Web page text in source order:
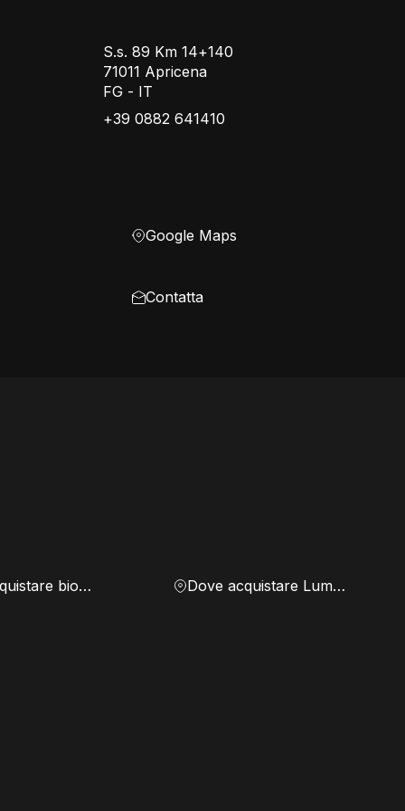
S.s. 89 Km 14+140
71011 Apricena
FG - IT
+39 0882 641410
Google Maps
Contatta
Dove acquistare biomassa Dove acquistare Lumen